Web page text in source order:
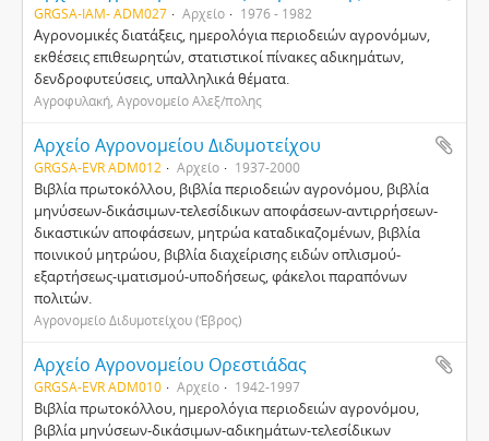
GRGSA-IAM- ADM027 Αρχείο 1976 - 1982
Αγρονομικές διατάξεις, ημερολόγια περιοδειών αγρονόμων,
εκθέσεις επιθεωρητών, στατιστικοί πίνακες αδικημάτων,
δενδροφυτεύσεις, υπαλληλικά θέματα.
Αγροφυλακή, Αγρονομείο Αλεξ/πολης
Αρχείο Αγρονομείου Διδυμοτείχου
GRGSA-EVR ADM012 Αρχείο 1937-2000
Βιβλία πρωτοκόλλου, βιβλία περιοδειών αγρονόμου, βιβλία
μηνύσεων-δικάσιμων-τελεσίδικων αποφάσεων-αντιρρήσεων-
δικαστικών αποφάσεων, μητρώα καταδικαζομένων, βιβλία
ποινικού μητρώου, βιβλία διαχείρισης ειδών οπλισμού-
εξαρτήσεως-ιματισμού-υποδήσεως, φάκελοι παραπόνων
πολιτών.
Αγρονομείο Διδυμοτείχου (Έβρος)
Αρχείο Αγρονομείου Ορεστιάδας
GRGSA-EVR ADM010 Αρχείο 1942-1997
Βιβλία πρωτοκόλλου, ημερολόγια περιοδειών αγρονόμου,
βιβλία μηνύσεων-δικάσιμων-αδικημάτων-τελεσίδικων